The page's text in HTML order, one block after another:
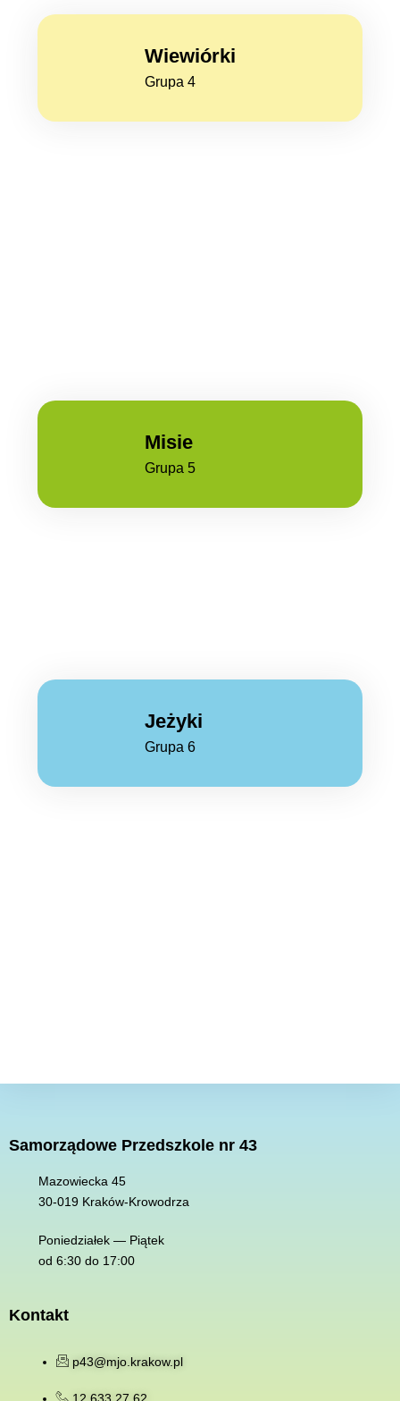
Wiewiórki
Grupa 4
Misie
Grupa 5
Jeżyki
Grupa 6
Samorządowe Przedszkole nr 43
Mazowiecka 45
30-019 Kraków-Krowodrza
Poniedziałek — Piątek
od 6:30 do 17:00
Kontakt
p43@mjo.krakow.pl